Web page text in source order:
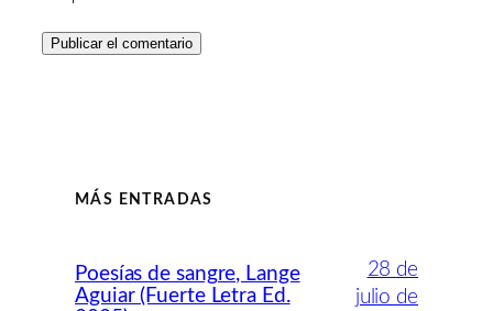
MÁS ENTRADAS
Poesías de sangre, Lange
Aguiar (Fuerte Letra Ed.
28 de
julio de